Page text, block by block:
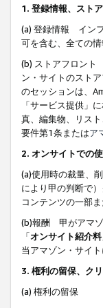
1. 登録情報、スト
(a) 登録情報 イン
可を含む、全ての
(b) ストアフロント
ン・サイトのスト
のセッションは、
「サービス提供」
真、編集物、リス
要件第1条またはア
2. オンサイトでの
(a)使用時の裁量、
により甲の判断で
コンテンツの一部
(b)報酬 甲がアマゾ
「オンサイト紹介料
当アマゾン・サイ
3. 権利の留保、ク
(a) 権利の留保